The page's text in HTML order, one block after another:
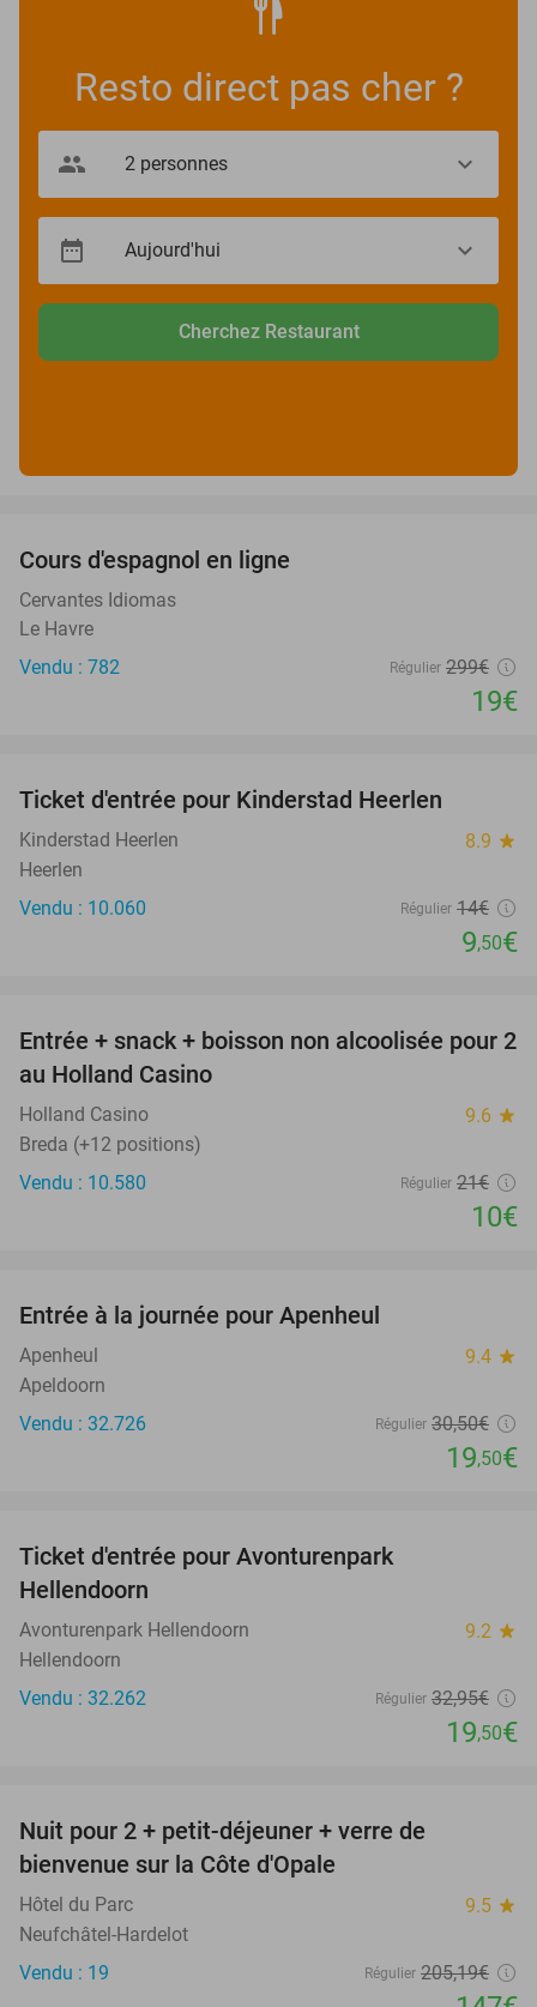
Resto direct pas cher ?
Cherchez Restaurant
Cours d'espagnol en ligne
Cervantes Idiomas
Le Havre
Vendu : 782
Régulier 299€
19€
Ticket d'entrée pour Kinderstad Heerlen
Kinderstad Heerlen 8.9 star
Heerlen
Vendu : 10.060
Régulier 14€
9,50€
52%
Entrée + snack + boisson non alcoolisée pour 2
au Holland Casino
Holland Casino 9.6 star
Breda (+12 positions)
Vendu : 10.580
Régulier 21€
10€
Entrée à la journée pour Apenheul
Apenheul 9.4 star
Apeldoorn
Vendu : 32.726
Régulier 30,50€
19,50€
Ticket d'entrée pour Avonturenpark
Hellendoorn
Avonturenpark Hellendoorn 9.2 star
Hellendoorn
Vendu : 32.262
Régulier 32,95€
19,50€
Nuit pour 2 + petit-déjeuner + verre de
bienvenue sur la Côte d'Opale
Hôtel du Parc 9.5 star
Neufchâtel-Hardelot
Vendu : 19
Régulier 205,19€